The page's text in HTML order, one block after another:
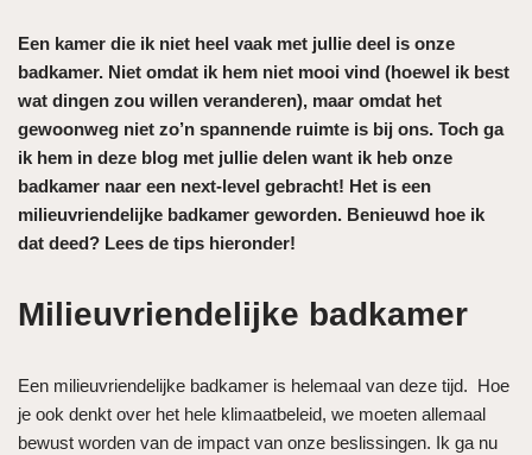
Een kamer die ik niet heel vaak met jullie deel is onze
badkamer. Niet omdat ik hem niet mooi vind (hoewel ik best
wat dingen zou willen veranderen), maar omdat het
gewoonweg niet zo’n spannende ruimte is bij ons. Toch ga
ik hem in deze blog met jullie delen want ik heb onze
badkamer naar een next-level gebracht! Het is een
milieuvriendelijke badkamer geworden. Benieuwd hoe ik
dat deed? Lees de tips hieronder!
Milieuvriendelijke badkamer
Een milieuvriendelijke badkamer is helemaal van deze tijd. Hoe
je ook denkt over het hele klimaatbeleid, we moeten allemaal
bewust worden van de impact van onze beslissingen. Ik ga nu